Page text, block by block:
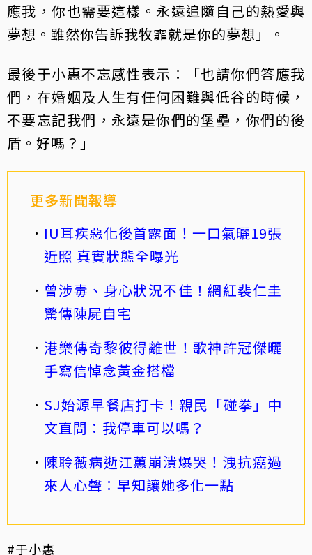
應我，你也需要這樣。永遠追隨自己的熱愛與
夢想。雖然你告訴我牧霏就是你的夢想」。
最後于小惠不忘感性表示：「也請你們答應我
們，在婚姻及人生有任何困難與低谷的時候，
不要忘記我們，永遠是你們的堡壘，你們的後
盾。好嗎？」
更多新聞報導
IU耳疾惡化後首露面！一口氣曬19張
近照 真實狀態全曝光
曾涉毒、身心狀況不佳！網紅裴仁圭
驚傳陳屍自宅
港樂傳奇黎彼得離世！歌神許冠傑曬
手寫信悼念黃金搭檔
SJ始源早餐店打卡！親民「碰拳」中
文直問：我停車可以嗎？
陳聆薇病逝江蕙崩潰爆哭！洩抗癌過
來人心聲：早知讓她多化一點
#于小惠